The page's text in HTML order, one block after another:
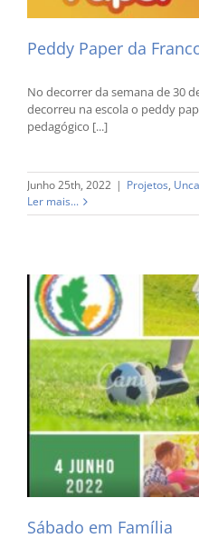
Peddy Paper da
No decorrer da semana de 30
decorreu na escola o peddy
pedagógico [...]
Junho 25th, 2022 | Projetos,
Ler mais...
Sábado em Família